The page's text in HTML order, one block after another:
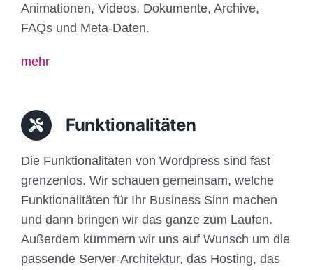
Animationen, Videos, Dokumente, Archive,
FAQs und Meta-Daten.
mehr
Funktionalitäten
Die Funktionalitäten von Wordpress sind fast
grenzenlos. Wir schauen gemeinsam, welche
Funktionalitäten für Ihr Business Sinn machen
und dann bringen wir das ganze zum Laufen.
Außerdem kümmern wir uns auf Wunsch um die
passende Server-Architektur, das Hosting, das